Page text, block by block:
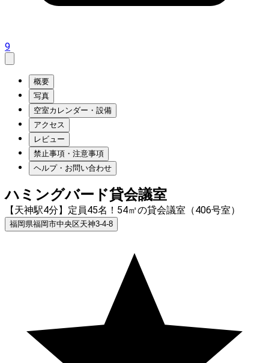
9
概要
写真
空室カレンダー・設備
アクセス
レビュー
禁止事項・注意事項
ヘルプ・お問い合わせ
ハミングバード貸会議室
【天神駅4分】定員45名！54㎡の貸会議室（406号室）
福岡県福岡市中央区天神3-4-8